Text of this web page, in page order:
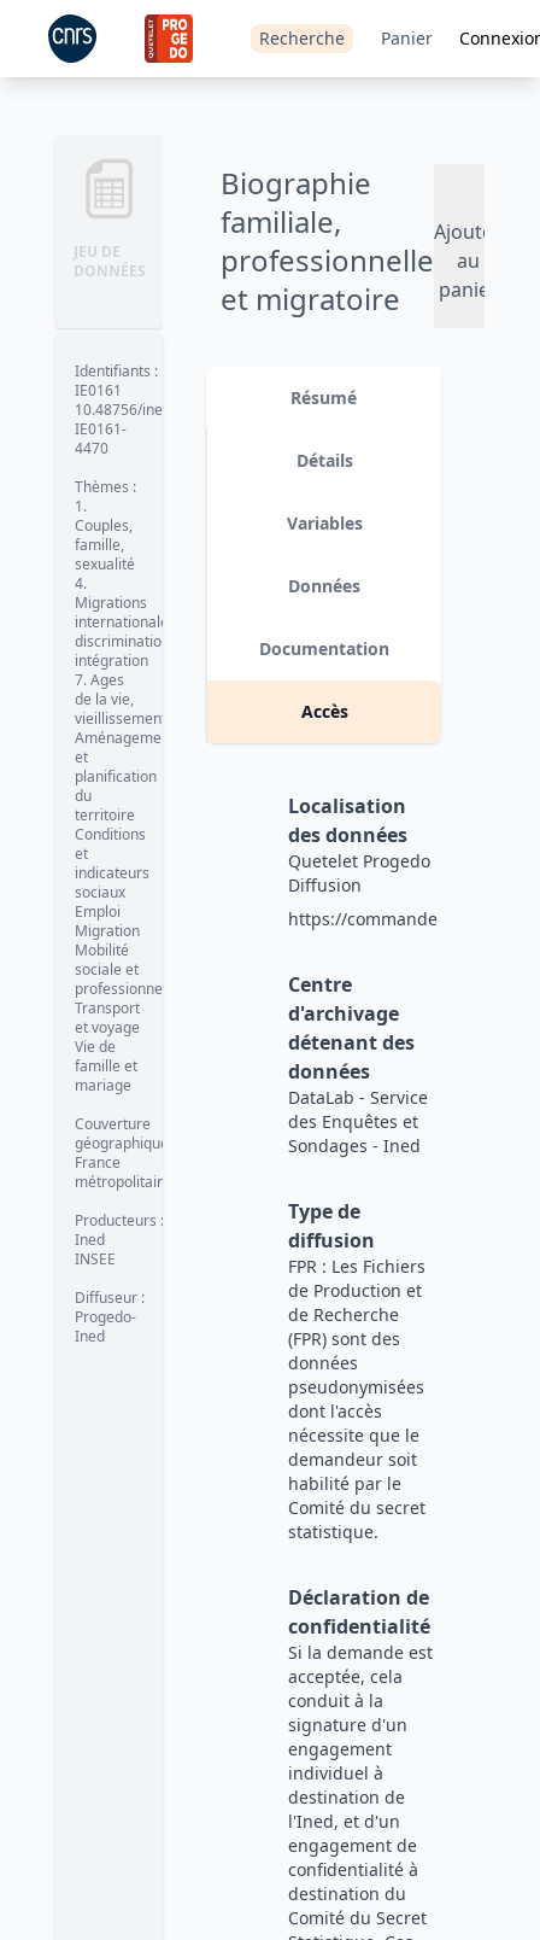
Recherche Panier
JEU DE
DONNÉES
Biographie
familiale,
professionnelle
et migratoire
Ajouter
au
panier
Identifiants :
IE0161
10.48756/ined-
IE0161-
4470
Thèmes :
1.
Couples,
famille,
sexualité
4.
Migrations
internationales,
discrimination,
intégration
7. Ages
de la vie,
vieillissement
Aménagement
et
planification
du
territoire
Conditions
et
indicateurs
sociaux
Emploi
Migration
Mobilité
sociale et
professionnelle
Transport
et voyage
Vie de
famille et
mariage
Couverture
géographique
France
métropolitaine
Producteurs :
Ined
INSEE
Diffuseur :
Progedo-
Ined
Résumé
Détails
Variables
Données
Documentation
Accès
Localisation
des données
Quetelet Progedo
Diffusion
https://
Centre
d'archivage
détenant des
données
DataLab - Service
des Enquêtes et
Sondages - Ined
Type de
diffusion
FPR : Les Fichiers
de Production et
de Recherche
(FPR) sont des
données
pseudonymisées
dont l'accès
nécessite que le
demandeur soit
habilité par le
Comité du secret
statistique.
Déclaration de
confidentialité
Si la demande est
acceptée, cela
conduit à la
signature d'un
engagement
individuel à
destination de
l'Ined, et d'un
engagement de
confidentialité à
destination du
Comité du Secret